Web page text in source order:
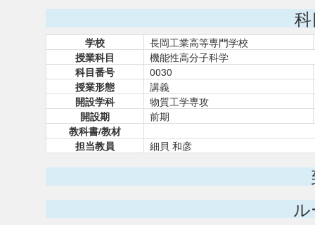
学校
長岡工業高等専門学校
授業科目
機能性高分子科学
科目番号
0030
授業形態
講義
開設学科
物質工学専攻
開設期
前期
教科書/教材
担当教員
細貝 和彦